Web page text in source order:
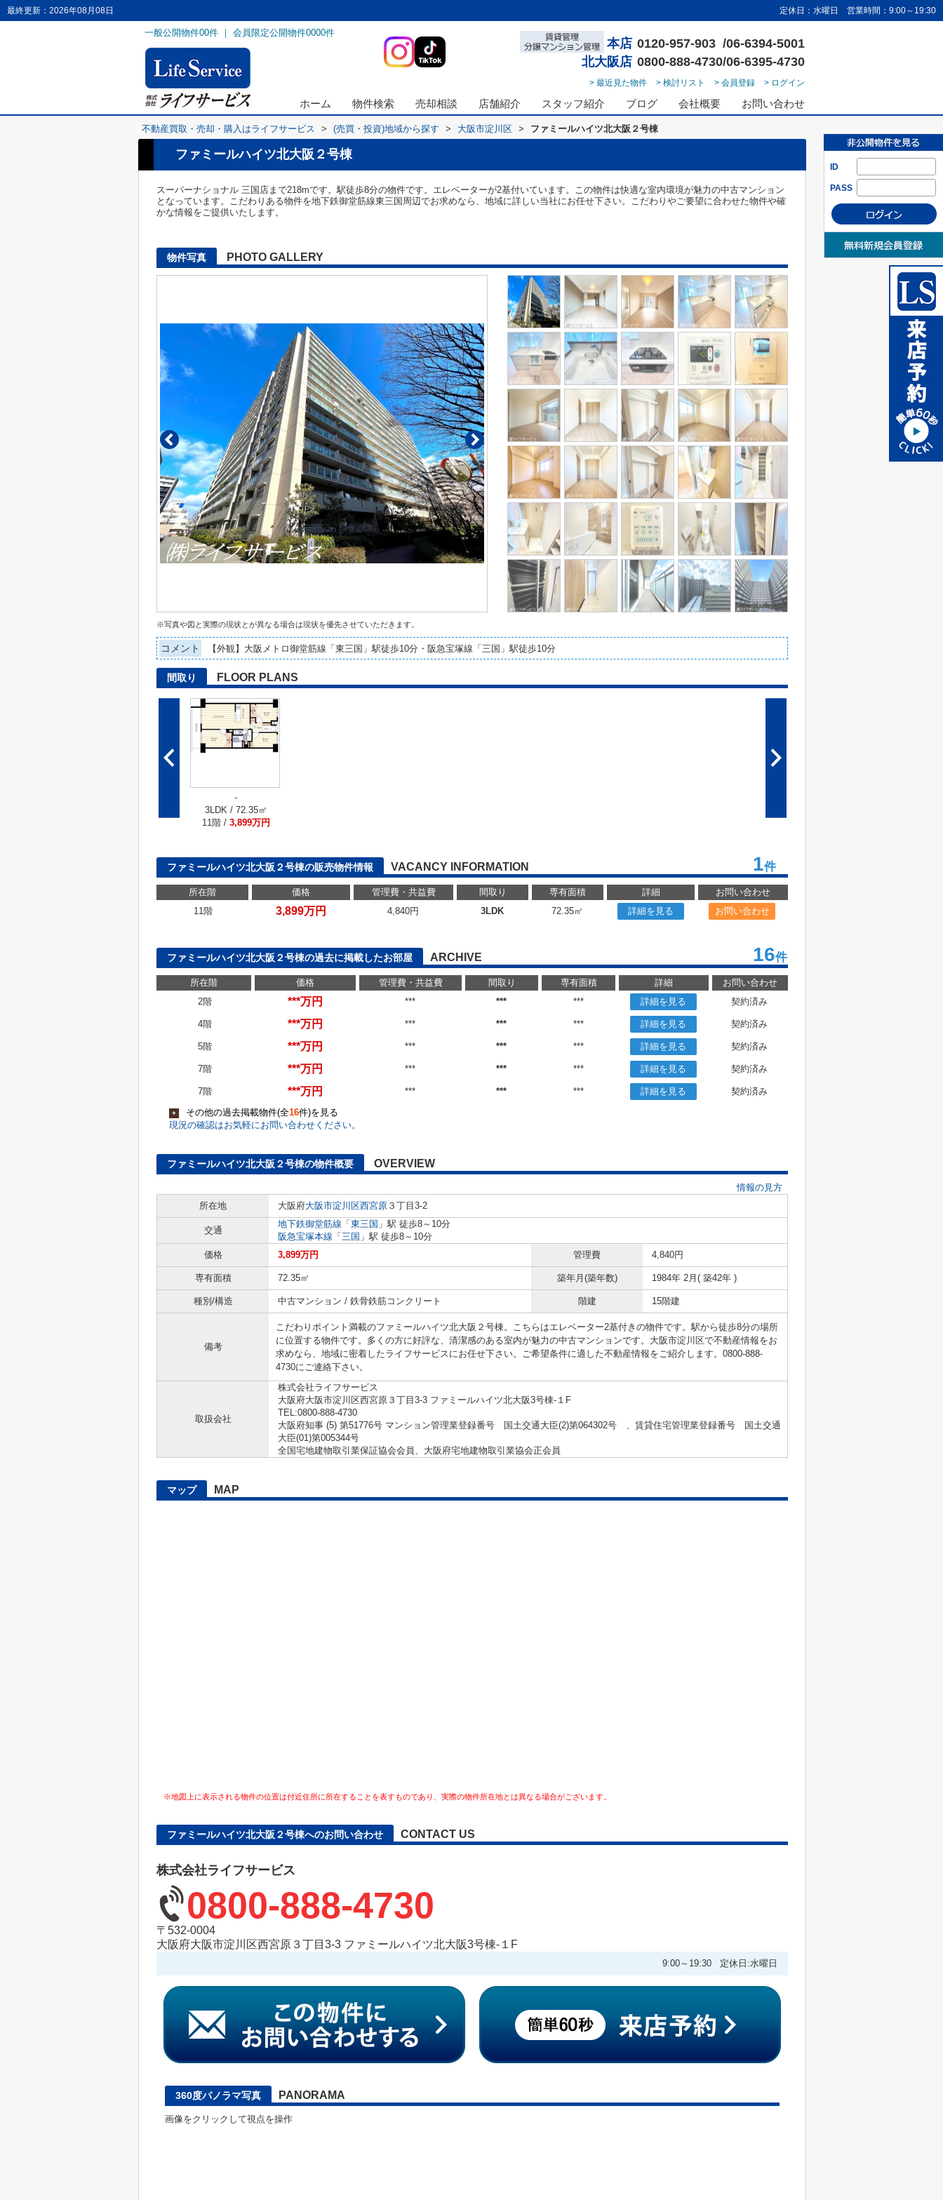
最終更新：2026年08月08日 定休日：水曜日 営業時間：9:00～19:30
一般公開物件00件 ｜ 会員限定公開物件0000件
本店 0120-957-903 /06-6394-5001
北大阪店 0800-888-4730/06-6395-4730
> 最近見た物件 > 検討リスト > 会員登録 > ログイン
ホーム 物件検索 売却相談 店舗紹介 スタッフ紹介 ブログ 会社概要 お問い合わせ
ID
PASS
不動産買取・売却・購入はライフサービス > (売買・投資)地域から探す > 大阪市淀川区 > ファミールハイツ北大阪２号棟
ファミールハイツ北大阪２号棟
スーパーナショナル 三国店まで218mです。駅徒歩8分の物件です。エレベーターが2基付いています。この物件は快適な室内環境が魅力の中古マンション
となっています。こだわりある物件を地下鉄御堂筋線東三国周辺でお求めなら、地域に詳しい当社にお任せ下さい。こだわりやご要望に合わせた物件や確
かな情報をご提供いたします。
物件写真 PHOTO GALLERY
※写真や図と実際の現状とが異なる場合は現状を優先させていただきます。
コメント 【外観】大阪メトロ御堂筋線「東三国」駅徒歩10分・阪急宝塚線「三国」駅徒歩10分
間取り FLOOR PLANS
-
3LDK / 72.35㎡
11階 / 3,899万円
ファミールハイツ北大阪２号棟の販売物件情報 VACANCY INFORMATION 1件
所在階 価格 管理費・共益費 間取り 専有面積 詳細
お問い合わせ
11階
3,899万円 4,840円 3LDK 72.35㎡ 詳細を見る お問い合わせ
ファミールハイツ北大阪２号棟の過去に掲載したお部屋 ARCHIVE 16件
所在階 価格 管理費・共益費 間取り 専有面積 詳細
お問い合わせ
2階
***万円 *** *** *** 詳細を見る 契約済み
4階 ***万円 *** *** *** 詳細を見る 契約済み
5階 ***万円 *** *** *** 詳細を見る 契約済み
7階 ***万円 *** *** *** 詳細を見る 契約済み
7階 ***万円 *** *** *** 詳細を見る 契約済み
+ その他の過去掲載物件(全16件)を見る
現況の確認はお気軽にお問い合わせください。
ファミールハイツ北大阪２号棟の物件概要 OVERVIEW
情報の見方
所在地
大阪府大阪市淀川区西宮原 ３丁目3-2
交通
地下鉄御堂筋線 「 東三国 」駅 徒歩8～10分
阪急宝塚本線 「 三国 」駅 徒歩8～10分
価格
3,899万円 管理費 4,840円
専有面積 72.35㎡ 築年月(築年数) 1984年 2月( 築42年 )
種別/構造 中古マンション / 鉄骨鉄筋コンクリート 階建 15階建
備考
こだわりポイント満載のファミールハイツ北大阪２号棟。こちらはエレベーター2基付きの物件です。駅から徒歩8分の場所
に位置する物件です。多くの方に好評な、清潔感のある室内が魅力の中古マンションです。大阪市淀川区で不動産情報をお
求めなら、地域に密着したライフサービスにお任せ下さい。ご希望条件に適した不動産情報をご紹介します。0800-888-
4730にご連絡下さい。
取扱会社
株式会社ライフサービス
大阪府大阪市淀川区西宮原３丁目3-3 ファミールハイツ北大阪3号棟-１F
TEL:0800-888-4730
大阪府知事 (5) 第51776号 マンション管理業登録番号 国土交通大臣(2)第064302号 、賃貸住宅管理業登録番号 国土交通
大臣(01)第005344号
全国宅地建物取引業保証協会会員、大阪府宅地建物取引業協会正会員
マップ MAP
※地図上に表示される物件の位置は付近住所に所在することを表すものであり、実際の物件所在地とは異なる場合がございます。
ファミールハイツ北大阪２号棟へのお問い合わせ CONTACT US
株式会社ライフサービス
0800-888-4730
〒532-0004
大阪府大阪市淀川区西宮原３丁目3-3 ファミールハイツ北大阪3号棟-１F
9:00～19:30 定休日:水曜日
360度パノラマ写真 PANORAMA
画像をクリックして視点を操作